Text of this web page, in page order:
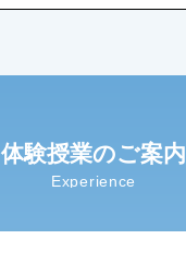
体験授業のご案内
Experience